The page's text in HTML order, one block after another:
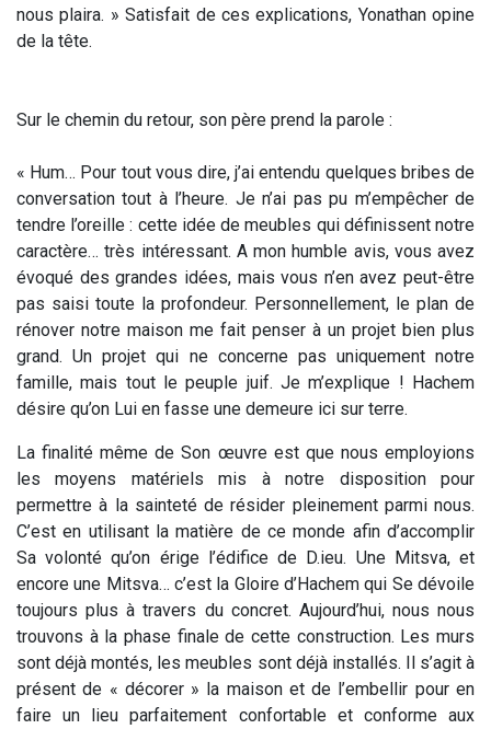
nous plaira. » Satisfait de ces explications, Yonathan opine
de la tête.
Sur le chemin du retour, son père prend la parole :
« Hum… Pour tout vous dire, j’ai entendu quelques bribes de
conversation tout à l’heure. Je n’ai pas pu m’empêcher de
tendre l’oreille : cette idée de meubles qui définissent notre
caractère… très intéressant. A mon humble avis, vous avez
évoqué des grandes idées, mais vous n’en avez peut-être
pas saisi toute la profondeur. Personnellement, le plan de
rénover notre maison me fait penser à un projet bien plus
grand. Un projet qui ne concerne pas uniquement notre
famille, mais tout le peuple juif. Je m’explique ! Hachem
désire qu’on Lui en fasse une demeure ici sur terre.
La finalité même de Son œuvre est que nous employions
les moyens matériels mis à notre disposition pour
permettre à la sainteté de résider pleinement parmi nous.
C’est en utilisant la matière de ce monde afin d’accomplir
Sa volonté qu’on érige l’édifice de D.ieu. Une Mitsva, et
encore une Mitsva… c’est la Gloire d’Hachem qui Se dévoile
toujours plus à travers du concret. Aujourd’hui, nous nous
trouvons à la phase finale de cette construction. Les murs
sont déjà montés, les meubles sont déjà installés. Il s’agit à
présent de « décorer » la maison et de l’embellir pour en
faire un lieu parfaitement confortable et conforme aux